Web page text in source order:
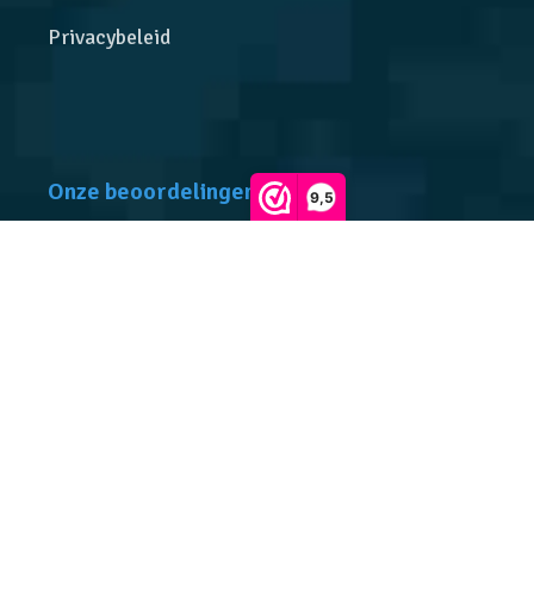
9,5
Privacybeleid
Onze beoordelingen